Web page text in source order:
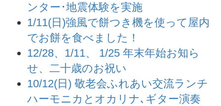
ンター･地震体験を実施
1/11(日)強風で餅つき機を使って屋内
でお餅を食べました！
12/28、1/11、 1/25 年末年始お知ら
せ、二十歳のお祝い
10/12(日) 敬老会ふれあい交流ランチ
ハーモニカとオカリナ､ギター演奏